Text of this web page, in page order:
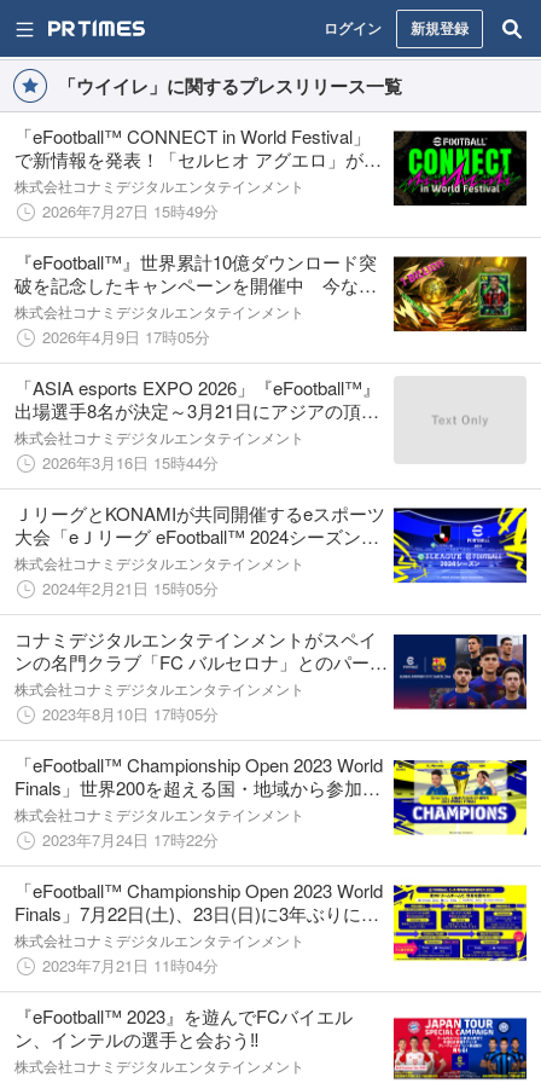
ログイン 新規登録
「ウイイレ」に関するプレスリリース一覧
「eFootball™ CONNECT in World Festival」
で新情報を発表！「セルヒオ アグエロ」が新
レジェンドとして登場！「ウェイン ルーニ
ー」とともに無料で獲得のチャンス
株式会社コナミデジタルエンタテインメント
2026年7月27日 15時49分
『eFootball™』世界累計10億ダウンロード突
破を記念したキャンペーンを開催中 今なら
無料でロナウジーニョ ガウーショを含む豪華
レジェンドが手に入る！
株式会社コナミデジタルエンタテインメント
2026年4月9日 17時05分
「ASIA esports EXPO 2026」『eFootball™』
出場選手8名が決定～3月21日にアジアの頂点
を目指す代表候補2名が決定～
株式会社コナミデジタルエンタテインメント
2026年3月16日 15時44分
ＪリーグとKONAMIが共同開催するeスポーツ
大会「eＪリーグ eFootball™ 2024シーズン」
開催決定
株式会社コナミデジタルエンタテインメント
2024年2月21日 15時05分
コナミデジタルエンタテインメントがスペイ
ンの名門クラブ「FC バルセロナ」とのパート
ナーシップ契約を更新
株式会社コナミデジタルエンタテインメント
2023年8月10日 17時05分
「eFootball™ Championship Open 2023 World
Finals」世界200を超える国・地域から参加し
た2000万人の頂点が決定！
株式会社コナミデジタルエンタテインメント
2023年7月24日 17時22分
「eFootball™ Championship Open 2023 World
Finals」7月22日(土)、23日(日)に3年ぶりにオ
フライン大会として開催
株式会社コナミデジタルエンタテインメント
2023年7月21日 11時04分
『eFootball™ 2023』を遊んでFCバイエル
ン、インテルの選手と会おう‼
株式会社コナミデジタルエンタテインメント